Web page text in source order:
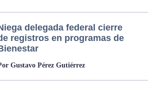
delegada federal cierre
registros en programas de
Gustavo Pérez Gutiérrez